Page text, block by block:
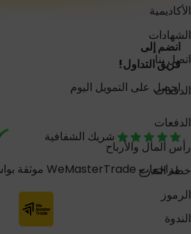
الأكاديمية
الشهادات
اتصل بنا
الدفعات
الدفعات
رأس المال والأرباح
خطة التدرج
الرموز
الندوة
انضم إلى
فريق التداول!
احصل على التمويل اليوم
شريك الشفافية
مراجعات WeMasterTrade موثقة بواسطة FXVerify